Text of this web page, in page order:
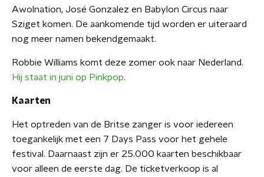
Awolnation, José Gonzalez en Babylon Circus naar
Sziget komen. De aankomende tijd worden er uiteraard
nog meer namen bekendgemaakt.
Robbie Williams komt deze zomer ook naar Nederland.
Hij staat in juni op Pinkpop.
Kaarten
Het optreden van de Britse zanger is voor iedereen
toegankelijk met een 7 Days Pass voor het gehele
festival. Daarnaast zijn er 25.000 kaarten beschikbaar
voor alleen de eerste dag. De ticketverkoop is al